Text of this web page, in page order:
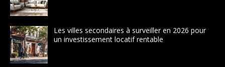
Les villes secondaires à surveiller en 2026 pour
un investissement locatif rentable